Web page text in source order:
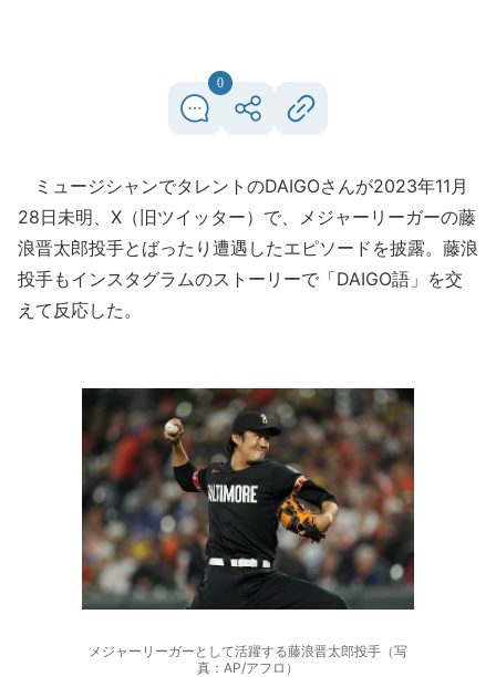
0
ミュージシャンでタレントのDAIGOさんが2023年11月
28日未明、X（旧ツイッター）で、メジャーリーガーの藤
浪晋太郎投手とばったり遭遇したエピソードを披露。藤浪
投手もインスタグラムのストーリーで「DAIGO語」を交
えて反応した。
メジャーリーガーとして活躍する藤浪晋太郎投手（写
真：AP/アフロ）